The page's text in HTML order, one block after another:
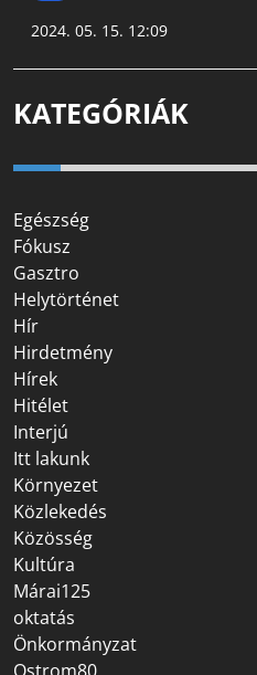
2024. 05. 15. 12:09
KATEGÓRIÁK
Egészség
Fókusz
Gasztro
Helytörténet
Hír
Hirdetmény
Hírek
Hitélet
Interjú
Itt lakunk
Környezet
Közlekedés
Közösség
Kultúra
Márai125
oktatás
Önkormányzat